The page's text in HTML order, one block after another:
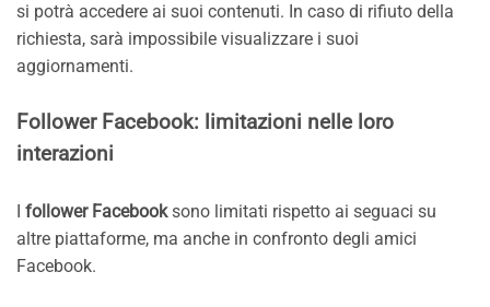
si potrà accedere ai suoi contenuti. In caso di rifiuto della
richiesta, sarà impossibile visualizzare i suoi
aggiornamenti.
Follower Facebook: limitazioni nelle loro
interazioni
I follower Facebooksono limitati rispetto ai seguaci su
altre piattaforme, ma anche in confronto degli amici
Facebook.